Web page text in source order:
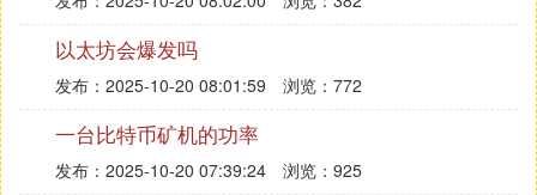
**四、Doge的衍生文化**
除了在网络语境和社交媒体中的应用，“doge”还衍生
出了丰富的文化现象。例如，一些网友会创作以“dog
e”为主题的画作、短视频或文学作品，通过艺术的形
以太坊会爆发吗
发布：2025-10-20 08:01:59 浏览：772
一台比特币矿机的功率
发布：2025-10-20 07:39:24 浏览：925